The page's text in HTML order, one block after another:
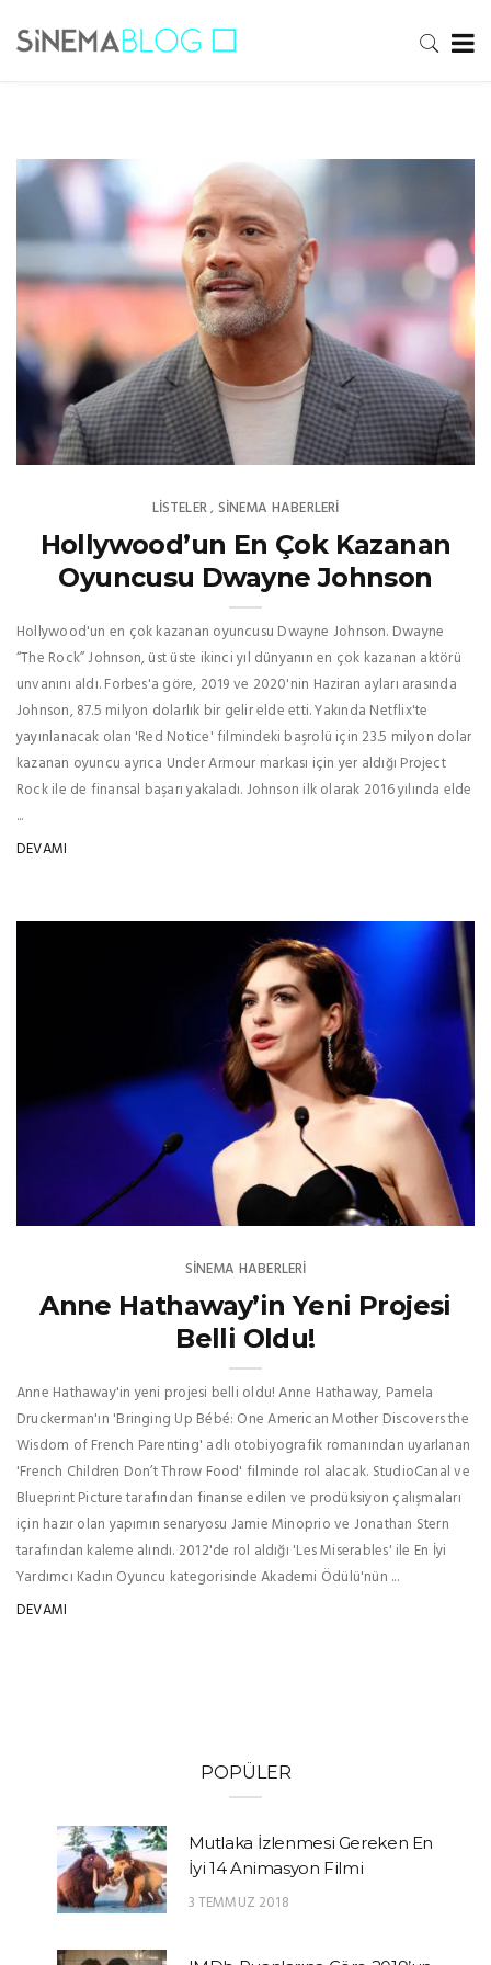
LISTELER, SINEMA HABERLERI
Hollywood’un En Çok Kazanan
Oyuncusu Dwayne Johnson
Hollywood'un en çok kazanan oyuncusu Dwayne Johnson. Dwayne
“The Rock” Johnson, üst üste ikinci yıl dünyanın en çok kazanan aktörü
unvanını aldı. Forbes'a göre, 2019 ve 2020'nin Haziran ayları arasında
Johnson, 87.5 milyon dolarlık bir gelir elde etti. Yakında Netflix'te
yayınlanacak olan 'Red Notice' filmindeki başrolü için 23.5 milyon dolar
kazanan oyuncu ayrıca Under Armour markası için yer aldığı Project
Rock ile de finansal başarı yakaladı. Johnson ilk olarak 2016 yılında elde
...
DEVAMI
SINEMA HABERLERI
Anne Hathaway’in Yeni Projesi
Belli Oldu!
Anne Hathaway'in yeni projesi belli oldu! Anne Hathaway, Pamela
Druckerman'ın 'Bringing Up Bébé: One American Mother Discovers the
Wisdom of French Parenting' adlı otobiyografik romanından uyarlanan
'French Children Don’t Throw Food' filminde rol alacak. StudioCanal ve
Blueprint Picture tarafından finanse edilen ve prodüksiyon çalışmaları
için hazır olan yapımın senaryosu Jamie Minoprio ve Jonathan Stern
tarafından kaleme alındı. 2012'de rol aldığı 'Les Miserables' ile En İyi
Yardımcı Kadın Oyuncu kategorisinde Akademi Ödülü'nün ...
DEVAMI
POPÜLER
Mutlaka İzlenmesi Gereken En
İyi 14 Animasyon Filmi
3 TEMMUZ 2018